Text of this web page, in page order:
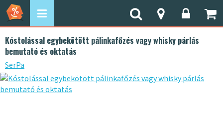
Kóstolással egybekötött pálinkafőzés vagy whisky párlás
bemutató és oktatás
SerPa